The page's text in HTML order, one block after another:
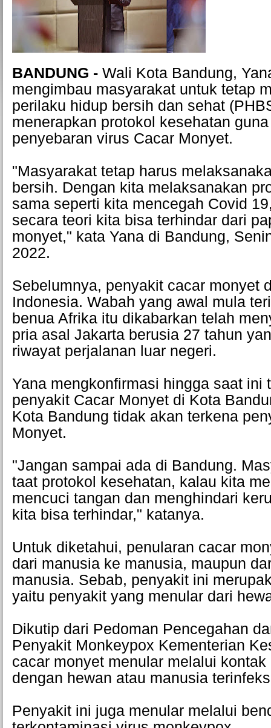
BANDUNG - Wali Kota Bandung,
mengimbau masyarakat untuk tetap
perilaku hidup bersih dan sehat
menerapkan protokol kesehatan
penyebaran virus Cacar Monyet.
"Masyarakat tetap harus
bersih. Dengan kita melaksanakan
sama seperti kita mencegah Covid
secara teori kita bisa terhindar dari
monyet," kata Yana di Bandung,
2022.
Sebelumnya, penyakit cacar monyet
Indonesia. Wabah yang awal mula
benua Afrika itu dikabarkan telah
pria asal Jakarta berusia 27 tahun
riwayat perjalanan luar negeri.
Yana mengkonfirmasi hingga saat ini
penyakit Cacar Monyet di Kota
Kota Bandung tidak akan terkena
Monyet.
"Jangan sampai ada di Bandung.
taat protokol kesehatan, kalau kita
mencuci tangan dan menghindari
kita bisa terhindar," katanya.
Untuk diketahui, penularan cacar
dari manusia ke manusia, maupun
manusia. Sebab, penyakit ini
yaitu penyakit yang menular dari
Dikutip dari Pedoman Pencegahan
Penyakit Monkeypox Kementerian
cacar monyet menular melalui kontak
dengan hewan atau manusia
Penyakit ini juga menular melalui